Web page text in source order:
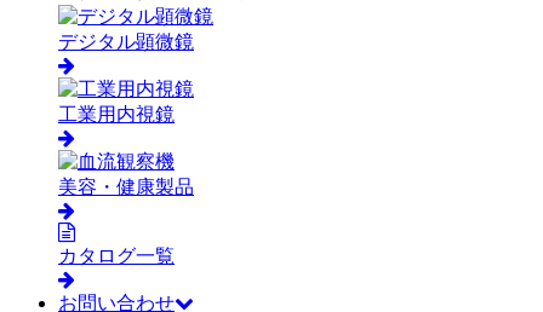
デジタル顕微鏡
工業用内視鏡
美容・健康製品
カタログ一覧
お問い合わせ